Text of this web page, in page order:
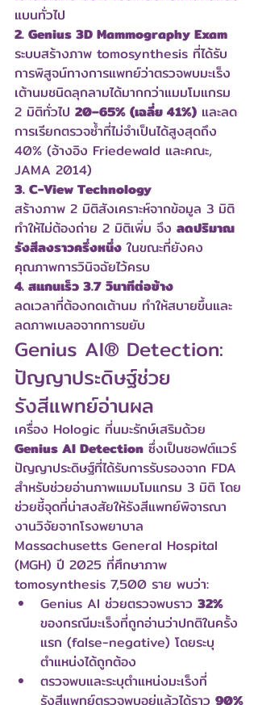
แบนทั่วไป
2. Genius 3D Mammography Exam
ระบบสร้างภาพ tomosynthesis ที่ได้รับ
การพิสูจน์ทางการแพทย์ว่าตรวจพบมะเร็ง
เต้านมชนิดลุกลามได้มากกว่าแมมโมแกรม
2 มิติทั่วไป 20–65% (เฉลี่ย 41%) และลด
การเรียกตรวจซ้ำที่ไม่จำเป็นได้สูงสุดถึง
40% (อ้างอิง Friedewald และคณะ,
JAMA 2014)
3. C-View Technology
สร้างภาพ 2 มิติสังเคราะห์จากข้อมูล 3 มิติ
ทำให้ไม่ต้องถ่าย 2 มิติเพิ่ม จึง ลดปริมาณ
รังสีลงราวครึ่งหนึ่ง ในขณะที่ยังคง
คุณภาพการวินิจฉัยไว้ครบ
4. สแกนเร็ว 3.7 วินาทีต่อข้าง
ลดเวลาที่ต้องกดเต้านม ทำให้สบายขึ้นและ
ลดภาพเบลอจากการขยับ
Genius AI® Detection:
ปัญญาประดิษฐ์ช่วย
รังสีแพทย์อ่านผล
เครื่อง Hologic ที่นมะรักษ์เสริมด้วย
Genius AI Detection ซึ่งเป็นซอฟต์แวร์
ปัญญาประดิษฐ์ที่ได้รับการรับรองจาก FDA
สำหรับช่วยอ่านภาพแมมโมแกรม 3 มิติ โดย
ช่วยชี้จุดที่น่าสงสัยให้รังสีแพทย์พิจารณา
งานวิจัยจากโรงพยาบาล
Massachusetts General Hospital
(MGH) ปี 2025 ที่ศึกษาภาพ
tomosynthesis 7,500 ราย พบว่า:
Genius AI ช่วยตรวจพบราว 32%
ของกรณีมะเร็งที่ถูกอ่านว่าปกติในครั้ง
แรก (false-negative) โดยระบุ
ตำแหน่งได้ถูกต้อง
ตรวจพบและระบุตำแหน่งมะเร็งที่
รังสีแพทย์ตรวจพบอยู่แล้วได้ราว 90%